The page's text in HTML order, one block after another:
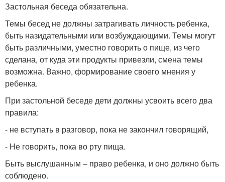
Застольная беседа обязательна.
Темы бесед не должны затрагивать личность ребенка,
быть назидательными или возбуждающими. Темы могут
быть различными, уместно говорить о пище, из чего
сделана, от куда эти продукты привезли, смена темы
возможна. Важно, формирование своего мнения у
ребенка.
При застольной беседе дети должны усвоить всего два
правила:
- не вступать в разговор, пока не закончил говорящий,
- Не говорить, пока во рту пища.
Быть выслушанным – право ребенка, и оно должно быть
соблюдено.